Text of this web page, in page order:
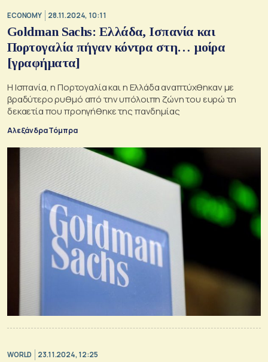
ECONOMY 28.11.2024, 10:11
Goldman Sachs: Ελλάδα, Ισπανία και
Πορτογαλία πήγαν κόντρα στη… μοίρα
[γραφήματα]
Η Ισπανία, η Πορτογαλία και η Ελλάδα αναπτύχθηκαν με
βραδύτερο ρυθμό από την υπόλοιπη ζώνη του ευρώ τη
δεκαετία που προηγήθηκε της πανδημίας
Αλεξάνδρα Τόμπρα
WORLD 23.11.2024, 12:25